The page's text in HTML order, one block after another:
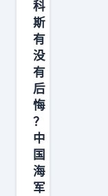
科
斯
有
没
有
后
悔
？
中
国
海
军